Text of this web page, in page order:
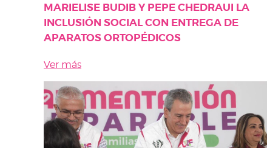
MARIELISE BUDIB Y PEPE CHEDRAUI LA
INCLUSIÓN SOCIAL CON ENTREGA DE
APARATOS ORTOPÉDICOS
Ver más